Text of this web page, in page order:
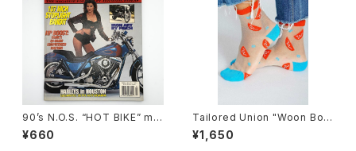
90’s N.O.S. “HOT BIKE” ma
gazine #27-03(Mar.’95 iss
ue)
¥660
Tailored Union "Woon Bow
l" womens socks
¥1,650